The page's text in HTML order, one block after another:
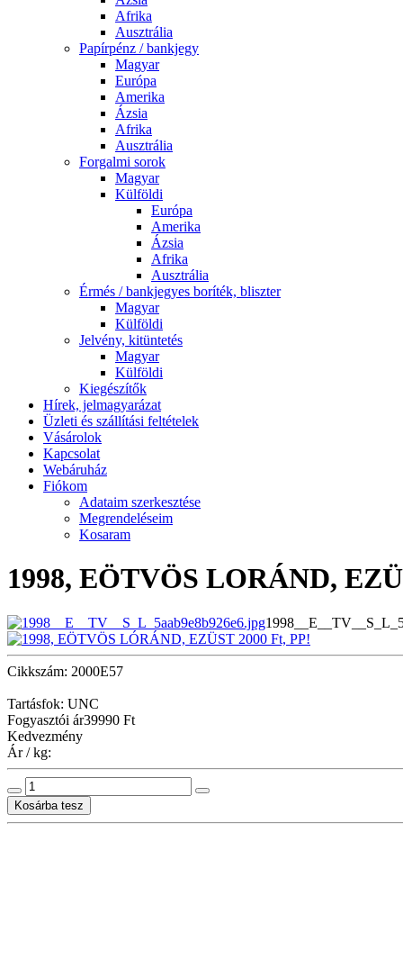
Afrika
Ausztrália
Papírpénz / bankjegy
Magyar
Európa
Amerika
Ázsia
Afrika
Ausztrália
Forgalmi sorok
Magyar
Külföldi
Európa
Amerika
Ázsia
Afrika
Ausztrália
Érmés / bankjegyes boríték, bliszter
Magyar
Külföldi
Jelvény, kitüntetés
Magyar
Külföldi
Kiegészítők
Hírek, jelmagyarázat
Üzleti és szállítási feltételek
Vásárolok
Kapcsolat
Webáruház
Fiókom
Adataim szerkesztése
Megrendeléseim
Kosaram
1998, EÖTVÖS LORÁND,
Cikkszám: 2000E57
Tartásfok: UNC
Fogyasztói ár39990 Ft
Kedvezmény
Ár / kg: